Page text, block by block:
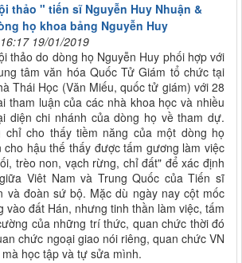
thảo " tiến sĩ Nguyễn Huy Nhuận &
họ khoa bảng Nguyễn Huy
16:17 19/01/2019
thảo do dòng họ Nguyễn Huy phối hợp với
tâm văn hóa Quốc Tử Giám tổ chức tại
Thái Học (Văn Miếu, quốc tử giám) với 28
tham luận của các nhà khoa học và nhiều
diện chi nhánh của dòng họ về tham dự.
chỉ cho thấy tiềm năng của một dòng họ
cho hậu thế thấy được tấm gương làm việc
trèo non, vạch rừng, chỉ đất" để xác định
Viêt Nam và Trung Quốc của Tiến sĩ
và đoàn sứ bộ. Mặc dù ngày nay cột mốc
vào đất Hán, nhưng tinh thần làm việc, tấm
của những trí thức, quan chức thời đó
chức ngoại giao nói riêng, quan chức VN
học tập và tự sửa mình.